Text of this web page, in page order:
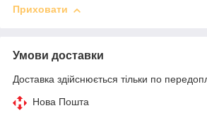
Приховати
Умови доставки
Доставка здійснюється тільки по
Нова Пошта